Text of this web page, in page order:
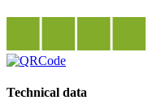
Technical data